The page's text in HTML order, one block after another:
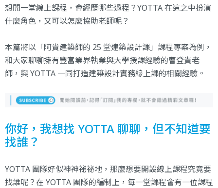
想開一堂線上課程，會經歷哪些過程？YOTTA 在這之中扮演
什麼角色，又可以怎麼協助老師呢？
本篇將以 「阿貴建築師的 25 堂建築設計課」 課程專案為例，
和大家聊聊擁有豐富業界執業與大學授課經驗的曹登貴老
師，與 YOTTA 一同打造建築設計實務線上課的相關經驗。
你好，我想找 YOTTA 聊聊，但不知道要
找誰？
YOTTA 團隊好似神神祕祕地，那麼想要開設線上課程究竟要
找誰呢？在 YOTTA 團隊的編制上，每一堂課程會有一位課程